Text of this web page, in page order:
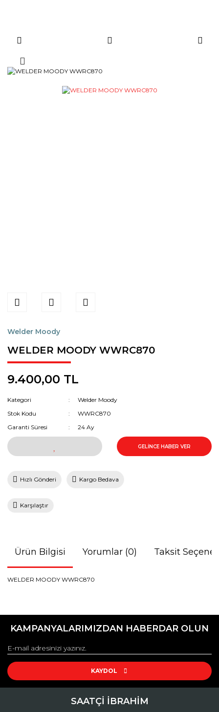
Welder Moody
WELDER MOODY WWRC870
9.400,00 TL
Kategori
Welder Moody
Stok Kodu
WWRC870
Garanti Süresi
24 Ay
GELİNCE HABER VER
Hızlı Gönderi Kargo Bedava
Karşılaştır
Ürün Bilgisi Yorumlar (0) Taksit
WELDER MOODY WWRC870
konularda yetersiz gördüğünüz noktaları öneri formunu
Görüş ve önerileriniz için teşekkür ederiz.
Ürün resmi kalitesiz, bozuk veya görüntülenemiyor.
Ürün açıklamasında eksik bilgiler bulunuyor.
Ürün fiyatı diğer sitelerden daha pahalı.
KAMPANYALARIMIZDAN HABERDAR OLUN
KAYDOL
SAATÇİ İBRAHİM